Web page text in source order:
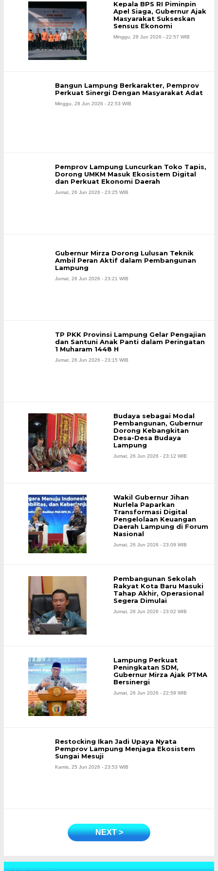
Kepala BPS RI Piminpin
Apel Siaga, Gubernur Ajak
Masyarakat Sukseskan
Sensus Ekonomi
Minggu, 28 Jun 2026 - 22:57 WIB
Bangun Lampung Berkarakter, Pemprov
Perkuat Sinergi Dengan Masyarakat Adat
Minggu, 28 Jun 2026 - 22:53 WIB
Pemprov Lampung Luncurkan Toko Tapis,
Dorong UMKM Masuk Ekosistem Digital
dan Perkuat Ekonomi Daerah
Jumat, 26 Jun 2026 - 23:25 WIB
Gubernur Mirza Dorong Lulusan Teknik
Ambil Peran Aktif dalam Pembangunan
Lampung
Jumat, 26 Jun 2026 - 23:21 WIB
TP PKK Provinsi Lampung Gelar Pengajian
dan Santuni Anak Panti dalam Peringatan
1 Muharam 1448 H
Jumat, 26 Jun 2026 - 23:15 WIB
Budaya sebagai Modal
Pembangunan, Gubernur
Dorong Kebangkitan
Desa-Desa Budaya
Lampung
Jumat, 26 Jun 2026 - 23:12 WIB
Wakil Gubernur Jihan
Nurlela Paparkan
Transformasi Digital
Pengelolaan Keuangan
Daerah Lampung di Forum
Nasional
Jumat, 26 Jun 2026 - 23:09 WIB
Pembangunan Sekolah
Rakyat Kota Baru Masuki
Tahap Akhir, Operasional
Segera Dimulai
Jumat, 26 Jun 2026 - 23:02 WIB
Lampung Perkuat
Peningkatan SDM,
Gubernur Mirza Ajak PTMA
Bersinergi
Jumat, 26 Jun 2026 - 22:59 WIB
Restocking Ikan Jadi Upaya Nyata
Pemprov Lampung Menjaga Ekosistem
Sungai Mesuji
Kamis, 25 Jun 2026 - 23:53 WIB
NEXT >